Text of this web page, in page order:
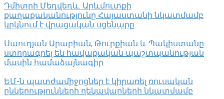
Դմիտրի Մեդվեդև. Արևմուտքի
քաղաքականությունը Հայաստանի նկատմամբ
կրկնում է վրացական սցենարը
Սաուդյան Արաբիան, Թուրքիան և Պակիստանը
ստորագրել են հավաքական պաշտպանության
մասին համաձայնագիր
ԵՄ-ն պատժամիջոցներ է կիրառել ռուսական
ընկերությունների ղեկավարների նկատմամբ